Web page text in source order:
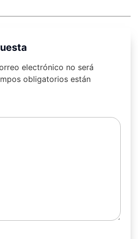
electrónico no será
obligatorios están